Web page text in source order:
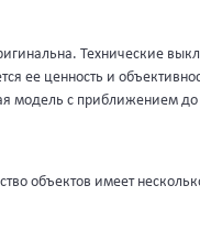
Технические
ее ценность и
с приближением до
объектов имеет